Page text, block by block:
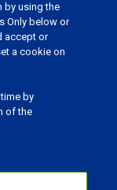
by using the
Only below or
accept or
a cookie on
by
of the